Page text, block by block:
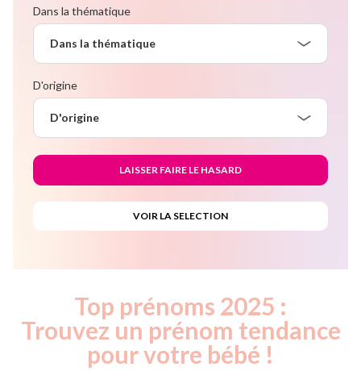
Dans la thématique
Dans la thématique
D'origine
D'origine
Top prénoms 2025 :
Trouvez un prénom tendance
pour votre bébé !